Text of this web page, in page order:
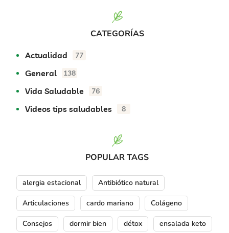
CATEGORÍAS
Actualidad 77
General 138
Vida Saludable 76
Videos tips saludables 8
POPULAR TAGS
alergia estacional Antibiótico natural
Articulaciones cardo mariano Colágeno
Consejos dormir bien détox ensalada keto